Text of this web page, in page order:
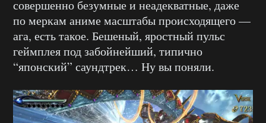
совершенно безумные и неадекватные, даже
по меркам аниме масштабы происходящего —
ага, есть такое. Бешеный, яростный пульс
геймплея под забойнейший, типично
“японский” саундтрек… Ну вы поняли.